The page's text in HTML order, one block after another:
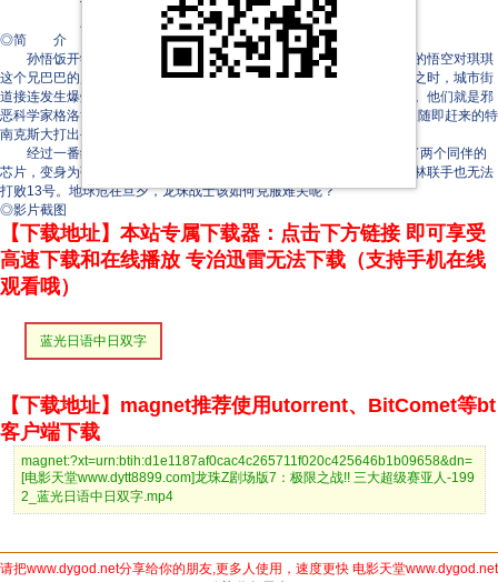
◎简 介
孙悟饭开学在即，琪琪强拖着悟空父子来到闹市区购买衣服。惧内的悟空对琪琪
这个兄巴巴的购物狂无计可施，只能任其摆布。正当一家三口共进午餐之时，城市街
道接连发生爆炸事件。悟空前往查看，发现肇事者是两个长相怪异之人。他们就是邪
恶科学家格洛博士制造的人造人14号、15号，两个邪恶家伙与悟空以及随即赶来的特
南克斯大打出手。为避免殃及无辜，他们将战场转移至无人荒原。
经过一番缠斗，14号、15号被消灭，但是接下来出场的13号吸收了两个同伴的
芯片，变身为强大无比的对手。悟空、特南克斯、贝吉塔、比克以及克林联手也无法
打败13号。地球危在旦夕，龙珠战士该如何克服难关呢？
◎影片截图
【下载地址】本站专属下载器：点击下方链接 即可享受
高速下载和在线播放 专治迅雷无法下载（支持手机在线
观看哦）
蓝光日语中日双字
【下载地址】magnet推荐使用utorrent、BitComet等bt
客户端下载
magnet:?xt=urn:btih:d1e1187af0cac4c265711f020c425646b1b09658&dn=
[电影天堂www.dytt8899.com]龙珠Z剧场版7：极限之战!! 三大超级赛亚人-199
2_蓝光日语中日双字.mp4
请把www.dygod.net分享给你的朋友,更多人使用，速度更快 电影天堂www.dygod.net